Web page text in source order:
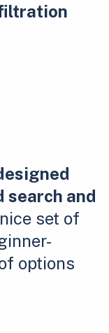
search and
set of
options